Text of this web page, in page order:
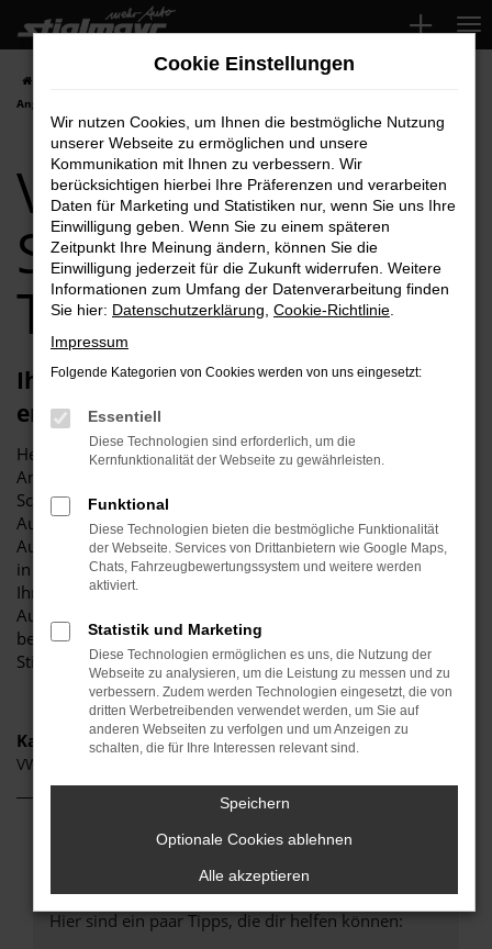
Zum
Hauptinhalt
springen
Angebote
VW ID.3 für
Schrobenhausen
Top-Angebote
Ihren VW ID.3 für Schrobenhausen
erhalten Sie im Autohaus Stiglmayr
Herzlich willkommen bei Autohaus Stiglmayr – Ihre erste
Anlaufstelle für exzellente VW ID.3 Fahrzeuge für
Schrobenhausen und Umgebung! Unser renommiertes
Autohaus ist stolz darauf, Ihnen eine herausragende
Auswahl an VW ID.3 zu präsentieren, die höchste Standards
in Sachen Qualität und Leistung erfüllen. Wir sind seit Jahren
Ihr vertrauenswürdiger Partner, wenn es um erstklassige
Automobile geht. Erfahren Sie mehr über unsere
beeindruckende VW ID.3 Flotte und warum Autohaus
Stiglmayr die bevorzugte Adresse für VW ID.3 Liebhaber ist.
Kategorie
VW ID.3 Gebrauchtwagen Schrobenhausen
Fehler: Network Error
Beim Laden ist ein Fehler aufgetreten.
Hier sind ein paar Tipps, die dir helfen können:
Cookie Einstellungen
Wir nutzen Cookies, um Ihnen die bestmögliche Nutzung
unserer Webseite zu ermöglichen und unsere
Kommunikation mit Ihnen zu verbessern. Wir
berücksichtigen hierbei Ihre Präferenzen und verarbeiten
Daten für Marketing und Statistiken nur, wenn Sie uns Ihre
Einwilligung geben. Wenn Sie zu einem späteren
Zeitpunkt Ihre Meinung ändern, können Sie die
Einwilligung jederzeit für die Zukunft widerrufen. Weitere
Informationen zum Umfang der Datenverarbeitung finden
Sie hier: Datenschutzerklärung Cookie-Richtlinie
Impressum
Folgende Kategorien von Cookies werden von uns eingesetzt:
Essentiell
Diese Technologien sind erforderlich, um die
Kernfunktionalität der Webseite zu gewährleisten.
Funktional
Diese Technologien bieten die bestmögliche Funktionalität
der Webseite. Services von Drittanbietern wie Google Maps,
Chats, Fahrzeugbewertungssystem und weitere werden
aktiviert.
Statistik und Marketing
Diese Technologien ermöglichen es uns, die Nutzung der
Webseite zu analysieren, um die Leistung zu messen und zu
verbessern. Zudem werden Technologien eingesetzt, die von
dritten Werbetreibenden verwendet werden, um Sie auf
anderen Webseiten zu verfolgen und um Anzeigen zu
schalten, die für Ihre Interessen relevant sind.
Speichern
Optionale Cookies ablehnen
Alle akzeptieren